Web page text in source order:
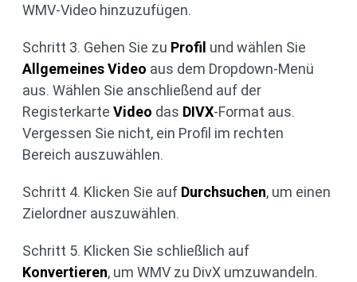
WMV-Video hinzuzufügen.
Schritt 3. Gehen Sie zu Profil und wählen Sie
Allgemeines Video aus dem Dropdown-Menü
aus. Wählen Sie anschließend auf der
Registerkarte Video das DIVX-Format aus.
Vergessen Sie nicht, ein Profil im rechten
Bereich auszuwählen.
Schritt 4. Klicken Sie auf Durchsuchen, um einen
Zielordner auszuwählen.
Schritt 5. Klicken Sie schließlich auf
Konvertieren, um WMV zu DivX umzuwandeln.